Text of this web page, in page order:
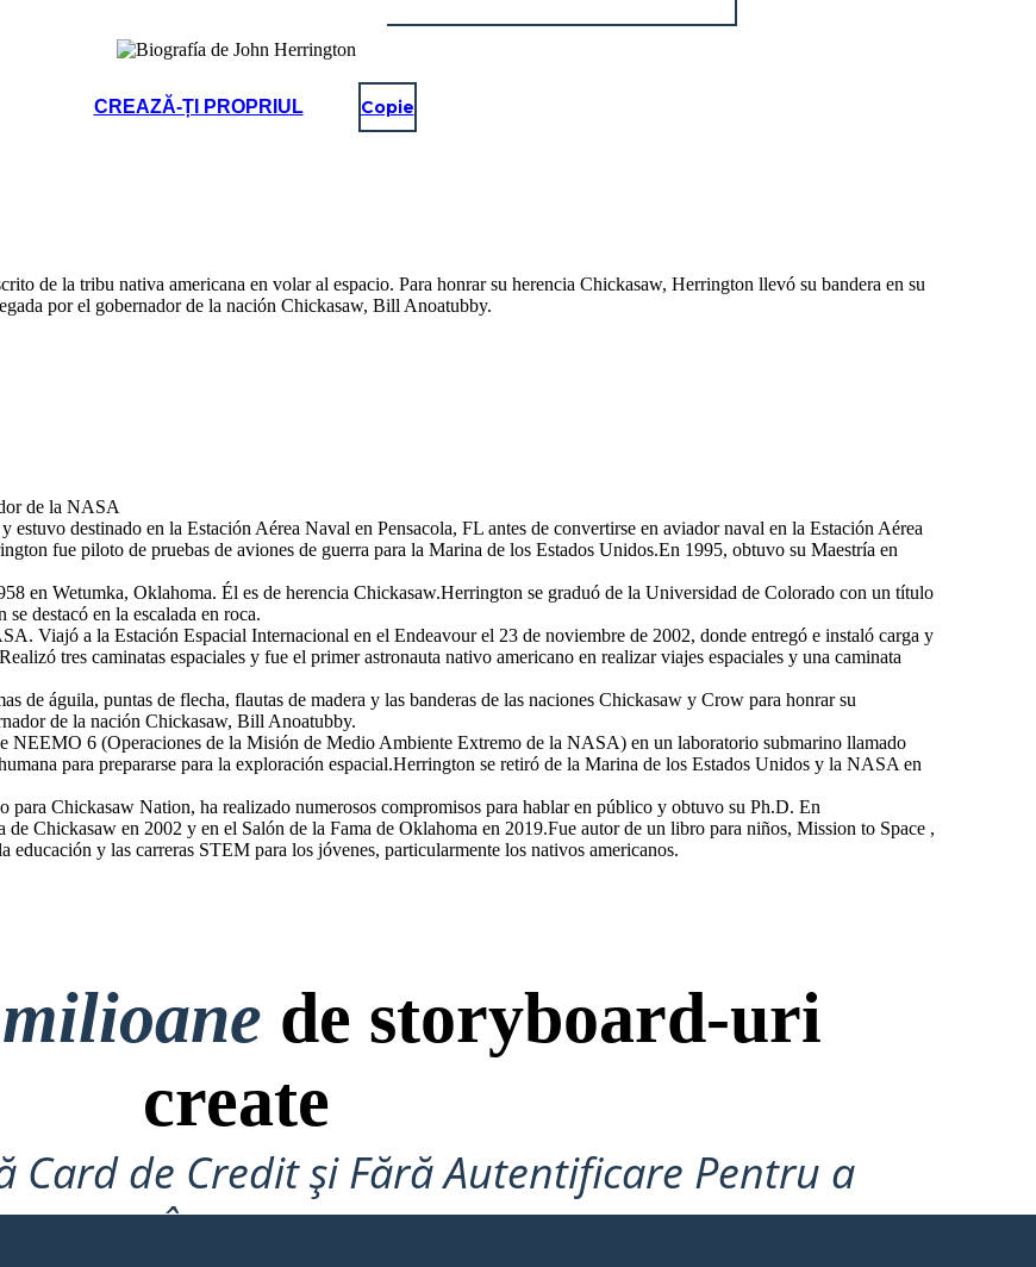
CREAZĂ-ȚI PROPRIUL Copie
de la tribu nativa americana en volar al espacio. Para honrar su herencia Chickasaw, Herrington llevó su bandera en su
por el gobernador de la nación Chickasaw, Bill Anoatubby.
de la NASA
destinado en la Estación Aérea Naval en Pensacola, FL antes de convertirse en aviador naval en la Estación Aérea
fue piloto de pruebas de aviones de guerra para la Marina de los Estados Unidos.En 1995, obtuvo su Maestría en
en Wetumka, Oklahoma. Él es de herencia Chickasaw.Herrington se graduó de la Universidad de Colorado con un título
destacó en la escalada en roca.
Viajó a la Estación Espacial Internacional en el Endeavour el 23 de noviembre de 2002, donde entregó e instaló carga y
tres caminatas espaciales y fue el primer astronauta nativo americano en realizar viajes espaciales y una caminata
de águila, puntas de flecha, flautas de madera y las banderas de las naciones Chickasaw y Crow para honrar su
de la nación Chickasaw, Bill Anoatubby.
NEEMO 6 (Operaciones de la Misión de Medio Ambiente Extremo de la NASA) en un laboratorio submarino llamado
para prepararse para la exploración espacial.Herrington se retiró de la Marina de los Estados Unidos y la NASA en
Chickasaw Nation, ha realizado numerosos compromisos para hablar en público y obtuvo su Ph.D. En
Chickasaw en 2002 y en el Salón de la Fama de Oklahoma en 2019.Fue autor de un libro para niños, Mission to Space ,
y las carreras STEM para los jóvenes, particularmente los nativos americanos.
de storyboard-uri
create
Card de Credit și Fără Autentificare Pentru a
Încerca!